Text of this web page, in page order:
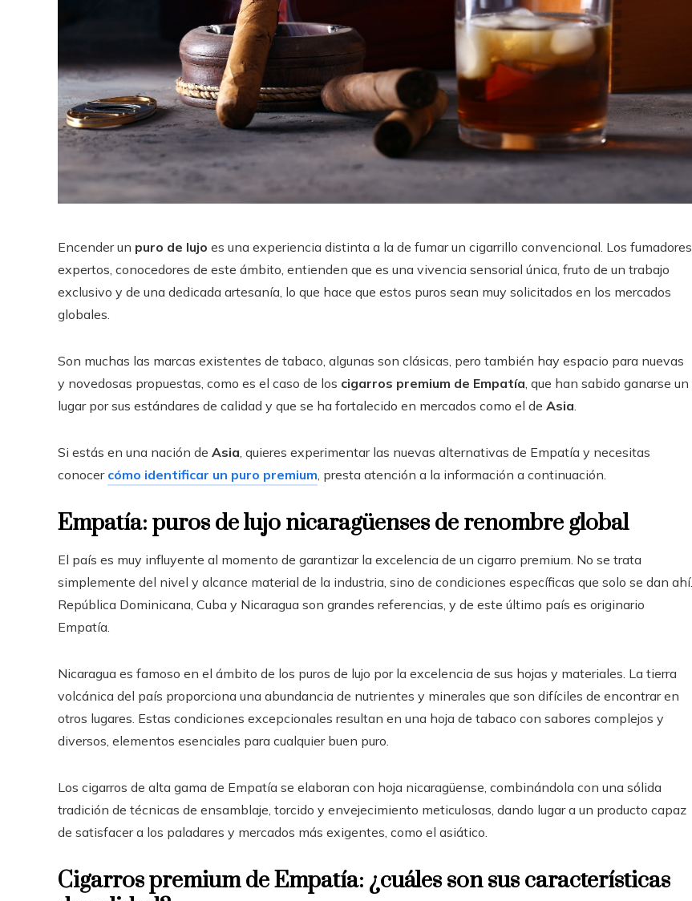
Encender un puro de lujo es una experiencia distinta a la de fumar un cigarrillo convencional. Los fumadores
expertos, conocedores de este ámbito, entienden que es una vivencia sensorial única, fruto de un trabajo
exclusivo y de una dedicada artesanía, lo que hace que estos puros sean muy solicitados en los mercados
globales.
Son muchas las marcas existentes de tabaco, algunas son clásicas, pero también hay espacio para nuevas
y novedosas propuestas, como es el caso de los cigarros premium de Empatía , que han sabido ganarse un
lugar por sus estándares de calidad y que se ha fortalecido en mercados como el de Asia
Si estás en una nación de Asia , quieres experimentar las nuevas alternativas de Empatía y necesitas
conocer cómo identificar un puro premium , presta atención a la información a continuación.
Empatía: puros de lujo nicaragüenses de renombre global
El país es muy influyente al momento de garantizar la excelencia de un cigarro premium. No se trata
simplemente del nivel y alcance material de la industria, sino de condiciones específicas que solo se dan ahí.
República Dominicana, Cuba y Nicaragua son grandes referencias, y de este último país es originario
Empatía.
Nicaragua es famoso en el ámbito de los puros de lujo por la excelencia de sus hojas y materiales. La tierra
volcánica del país proporciona una abundancia de nutrientes y minerales que son difíciles de encontrar en
otros lugares. Estas condiciones excepcionales resultan en una hoja de tabaco con sabores complejos y
diversos, elementos esenciales para cualquier buen puro.
Los cigarros de alta gama de Empatía se elaboran con hoja nicaragüense, combinándola con una sólida
tradición de técnicas de ensamblaje, torcido y envejecimiento meticulosas, dando lugar a un producto capaz
de satisfacer a los paladares y mercados más exigentes, como el asiático.
Cigarros premium de Empatía: ¿cuáles son sus características